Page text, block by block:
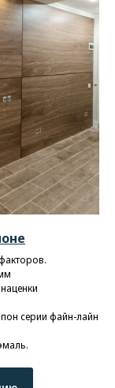
серии файн-лайн